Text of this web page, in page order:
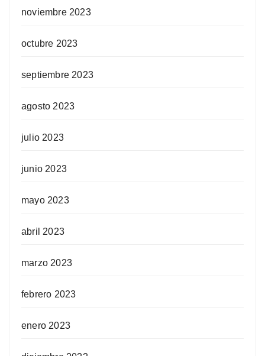
noviembre 2023
octubre 2023
septiembre 2023
agosto 2023
julio 2023
junio 2023
mayo 2023
abril 2023
marzo 2023
febrero 2023
enero 2023